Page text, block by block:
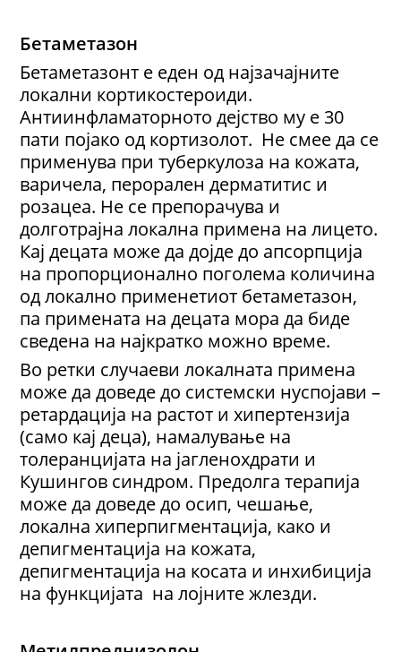
Бетаметазон
Бетаметазонт е еден од најзачајните
локални кортикостероиди.
Антиинфламаторното дејство му е 30
пати појако од кортизолот. Не смее да се
применува при туберкулоза на кожата,
варичела, перорален дерматитис и
розацеа. Не се препорачува и
долготрајна локална примена на лицето.
Кај децата може да дојде до апсорпција
на пропорционално поголема количина
од локално применетиот бетаметазон,
па примената на децата мора да биде
сведена на најкратко можно време.
Во ретки случаеви локалната примена
може да доведе до системски нуспојави –
ретардација на растот и хипертензија
(само кај деца), намалување на
толеранцијата на јагленохдрати и
Кушингов синдром. Предолга терапија
може да доведе до осип, чешање,
локална хиперпигментација, како и
депигментација на кожата,
депигментација на косата и инхибиција
на функцијата на лојните жлезди.